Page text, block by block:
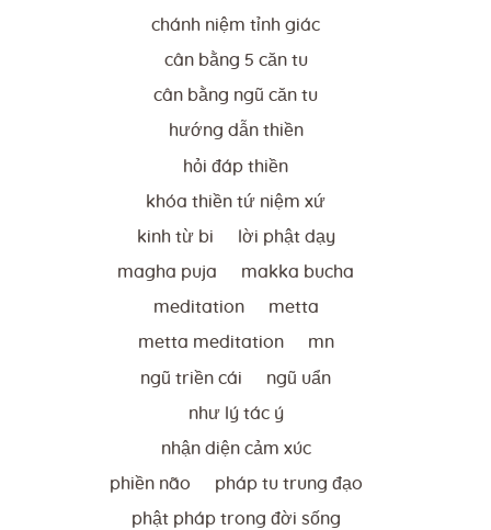
chánh niệm tỉnh giác
cân bằng 5 căn tu
cân bằng ngũ căn tu
hướng dẫn thiền
hỏi đáp thiền
khóa thiền tứ niệm xứ
kinh từ bi lời phật dạy
magha puja makka bucha
meditation metta
metta meditation mn
ngũ triền cái ngũ uẩn
như lý tác ý
nhận diện cảm xúc
phiền não pháp tu trung đạo
phật pháp trong đời sống